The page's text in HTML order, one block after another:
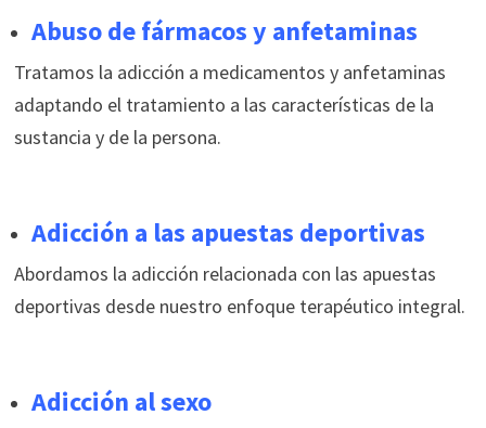
Abuso de fármacos y anfetaminas
Tratamos la adicción a medicamentos y anfetaminas
adaptando el tratamiento a las características de la
sustancia y de la persona.
Adicción a las apuestas deportivas
Abordamos la adicción relacionada con las apuestas
deportivas desde nuestro enfoque terapéutico integral.
Adicción al sexo